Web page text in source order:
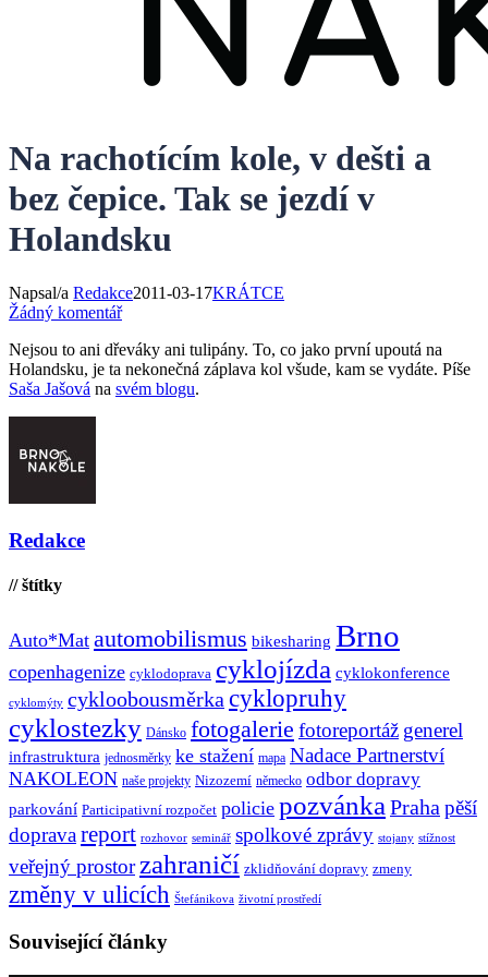
Na rachotícím kole, v dešti a
bez čepice. Tak se jezdí v
Holandsku
Napsal/a Redakce2011-03-17KRÁTCE
Žádný komentář
Nejsou to ani dřeváky ani tulipány. To, co jako první upoutá na
Holandsku, je ta nekonečná záplava kol všude, kam se vydáte. Píše
Saša Jašová na svém blogu.
Redakce
// štítky
Auto*Mat automobilismus bikesharing Brno
copenhagenize cyklodoprava cyklojízda cyklokonference
cyklomýty cykloobousměrka cyklopruhy
cyklostezky Dánsko fotogalerie fotoreportáž generel
infrastruktura jednosměrky ke stažení mapa Nadace Partnerství
NAKOLEON naše projekty Nizozemí německo odbor dopravy
parkování Participativní rozpočet policie pozvánka Praha pěší
dopravareport rozhovor seminář spolkové zprávy stojany stížnost
veřejný prostor zahraničí zklidňování dopravy zmeny
změny v ulicích Štefánikova životní prostředí
Související články